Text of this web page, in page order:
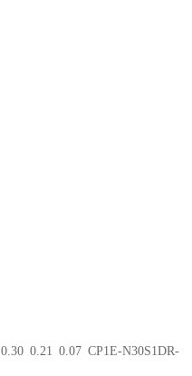
0.21 0.07 CP1E-N30S1DR-